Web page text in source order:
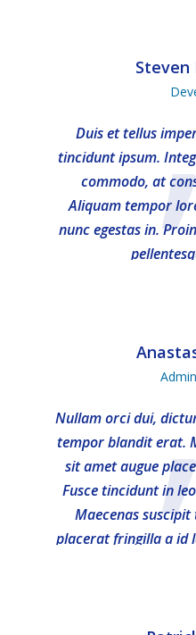
Steven
Duis et tellus
tincidunt ipsum.
commodo, at
Aliquam tempor
nunc egestas in.
Nullam orci dui,
tempor blandit erat.
sit amet augue
Fusce tincidunt in
Maecenas
placerat fringilla a id